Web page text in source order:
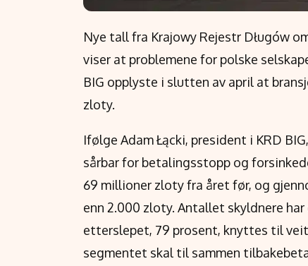
Nye tall fra Krajowy Rejestr Długów
viser at problemene for polske
BIG opplyste i slutten av april at
zloty.
Ifølge Adam Łącki, president i KRD
sårbar for betalingsstopp og
69 millioner zloty fra året før, og
enn 2.000 zloty. Antallet skyldnere
etterslepet, 79 prosent, knyttes til
segmentet skal til sammen